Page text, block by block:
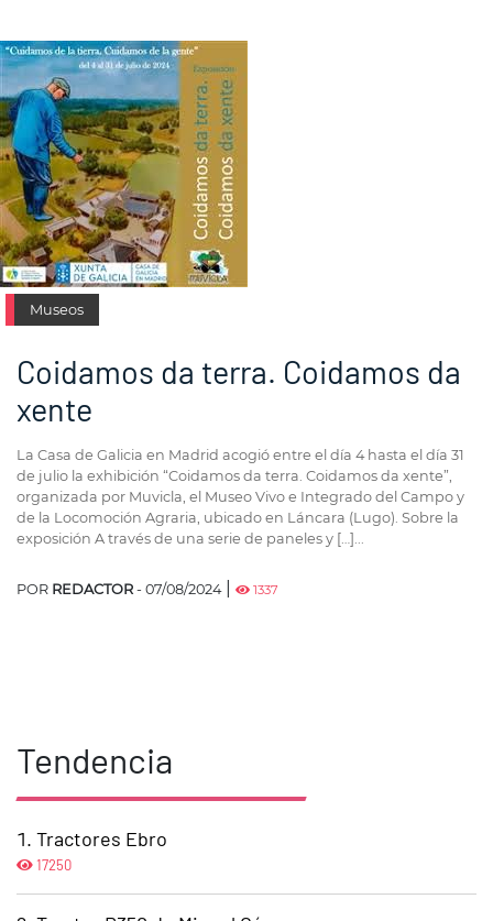
Museos
Coidamos da terra. Coidamos da
xente
La Casa de Galicia en Madrid acogió entre el día 4 hasta el día 31
de julio la exhibición “Coidamos da terra. Coidamos da xente”,
organizada por Muvicla, el Museo Vivo e Integrado del Campo y
de la Locomoción Agraria, ubicado en Láncara (Lugo). Sobre la
exposición A través de una serie de paneles y […]...
POR REDACTOR - 07/08/2024| 1337
Tendencia
Tractores Ebro
17250